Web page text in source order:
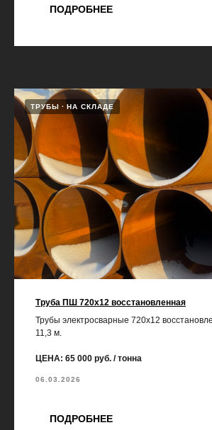
ПОДРОБНЕЕ
ТРУБЫ НА СКЛАДЕ
Труба ПШ 720х12 восстановленная
Трубы электросварные 720х12
11,3 м.
ЦЕНА: 65 000 руб. / тонна
06.03.2026
ПОДРОБНЕЕ